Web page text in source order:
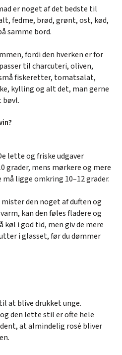
er noget af det bedste til
fedme, brød, grønt, ost, kød,
samme bord.
fordi den hverken er for
til charcuteri, oliven,
fiskeretter, tomatsalat,
kylling og alt det, man gerne
bøvl.
lette og friske udgaver
grader, mens mørkere og mere
ligge omkring 10–12 grader.
den noget af duften og
kan den føles fladere og
i god tid, men giv de mere
i glasset, før du dømmer
at blive drukket unge.
den lette stil er ofte hele
at almindelig rosé bliver